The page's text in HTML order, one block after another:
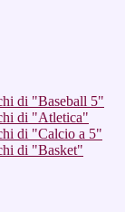
di "Baseball 5"
di "Atletica"
di "Calcio a 5"
di "Basket"